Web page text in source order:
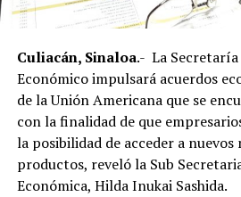
Culiacán, Sinaloa.- La
Económico impulsará acuerdos
de la Unión Americana que se
con la finalidad de que
la posibilidad de acceder a nuevos
productos, reveló la Sub
Económica, Hilda Inukai Sashida.